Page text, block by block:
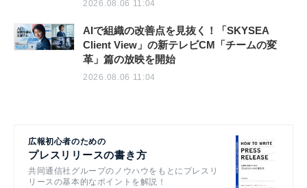
2026.08.06 11:04
AIで組織の改善点を見抜く！「SKYSEA
Client View」の新テレビCM「チームの変
革」篇の放映を開始
2026.08.06 11:04
広報初心者のための
プレスリリースの書き方
共同通信社グループのノウハウをもとにプレスリ
リースの基本的なポイントを解説！